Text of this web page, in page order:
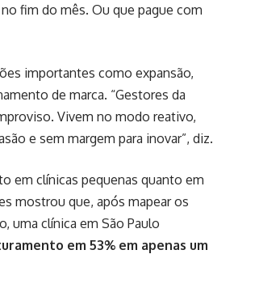
fim do mês. Ou que pague com
importantes como expansão,
de marca. “Gestores da
Vivem no modo reativo,
e sem margem para inovar”, diz.
em clínicas pequenas quanto em
mostrou que, após mapear os
uma clínica em São Paulo
em 53% em apenas um